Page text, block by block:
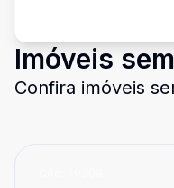
Imóveis
Confira imóveis